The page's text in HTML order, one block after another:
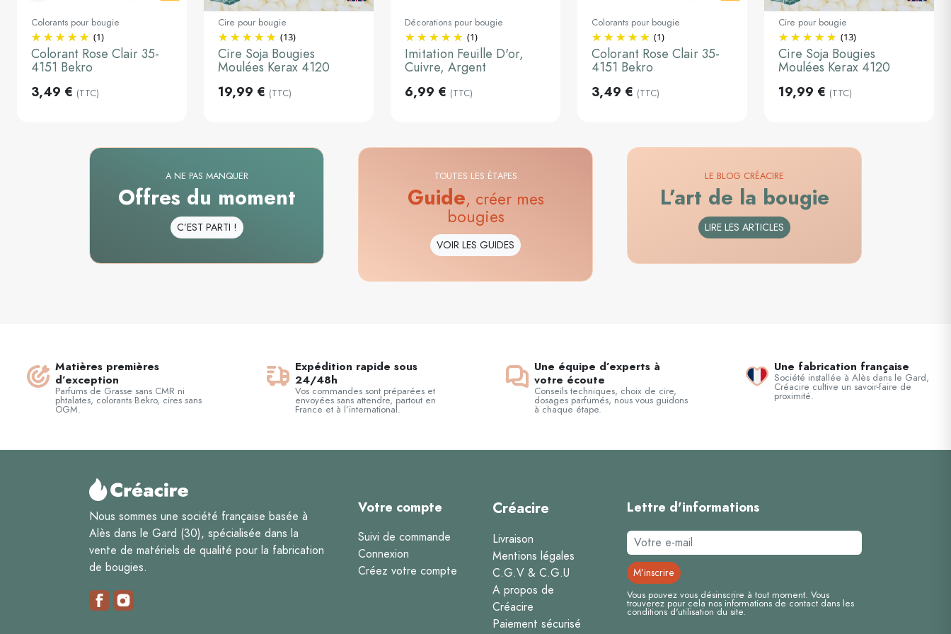
Ajouter au panier
Colorants pour bougie
(1)
Colorant Rose Clair 35-
4151 Bekro
3,49 € (TTC)
2kg
Ajouter au panier
Cire pour bougie
(13)
Cire Soja Bougies
Moulées Kerax 4120
19,99 € (TTC)
Ajouter au panier
Décorations pour bougie
(1)
Imitation Feuille D'or,
Cuivre, Argent
6,99 € (TTC)
Ajouter au panier
Colorants pour bougie
(1)
Colorant Rose Clair 35-
4151 Bekro
3,49 € (TTC)
2kg
Ajouter au panier
Cire pour bougie
(13)
Cire Soja Bougies
Moulées Kerax 4120
19,99 € (TTC)
A NE PAS MANQUER
Offres du moment
C’EST PARTI !
TOUTES LES ÉTAPES
Guide, créer mes
bougies
VOIR LES GUIDES
LE BLOG CRÉACIRE
L’art de la bougie
LIRE LES ARTICLES
Matières premières
d’exception
Parfums de Grasse sans CMR ni
phtalates, colorants Bekro, cires sans
OGM.
Expédition rapide sous
24/48h
Vos commandes sont préparées et
envoyées sans attendre, partout en
France et à l’international.
Une équipe d’experts à
votre écoute
Conseils techniques, choix de cire,
dosages parfumés, nous vous guidons
à chaque étape.
Une fabrication française
Société installée à Alès dans le Gard,
Créacire cultive un savoir-faire de
proximité.
Nous sommes une société française basée à
Alès dans le Gard (30), spécialisée dans la
vente de matériels de qualité pour la fabrication
de bougies.
Votre compte
Suivi de commande
Connexion
Créez votre compte
Créacire
Livraison
Mentions légales
C.G.V & C.G.U
A propos de
Créacire
Paiement sécurisé
Lettre d'informations
Vous pouvez vous désinscrire à tout moment. Vous
trouverez pour cela nos informations de contact dans les
conditions d'utilisation du site.